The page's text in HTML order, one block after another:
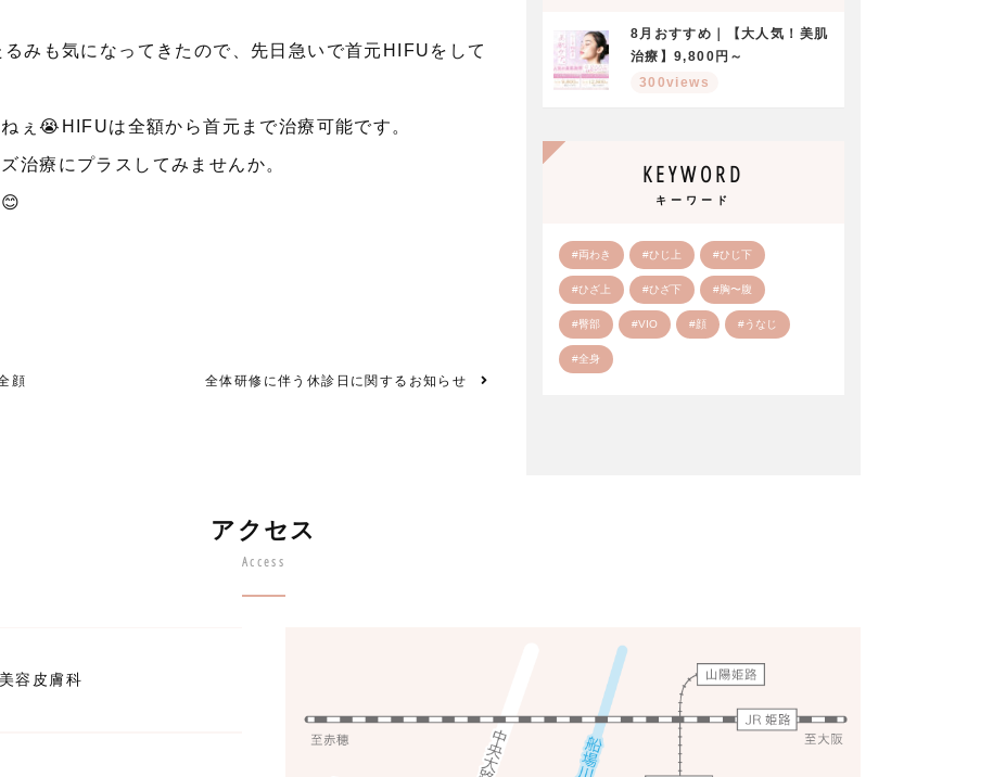
みも気になってきたので、先日急いで首元HIFUをして
ぇ😭HIFUは全額から首元まで治療可能です。
治療にプラスしてみませんか。
顔
全体研修に伴う休診日に関するお知らせ
8月おすすめ｜【大人気！美肌
治療】9,800円～
300views
KEYWORD
キーワード
#両わき #ひじ上 #ひじ下
#ひざ上 #ひざ下 #胸〜腹
#臀部 #VIO #顔 #うなじ
#全身
アクセス
Access
美容皮膚科